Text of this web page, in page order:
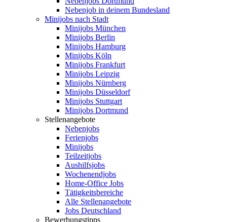
Nebenjob in deinem Bundesland
Minijobs nach Stadt
Minijobs München
Minijobs Berlin
Minijobs Hamburg
Minijobs Köln
Minijobs Frankfurt
Minijobs Leipzig
Minijobs Nürnberg
Minijobs Düsseldorf
Minijobs Stuttgart
Minijobs Dortmund
Stellenangebote
Nebenjobs
Ferienjobs
Minijobs
Teilzeitjobs
Aushilfsjobs
Wochenendjobs
Home-Office Jobs
Tätigkeitsbereiche
Alle Stellenangebote
Jobs Deutschland
Bewerbungstipps